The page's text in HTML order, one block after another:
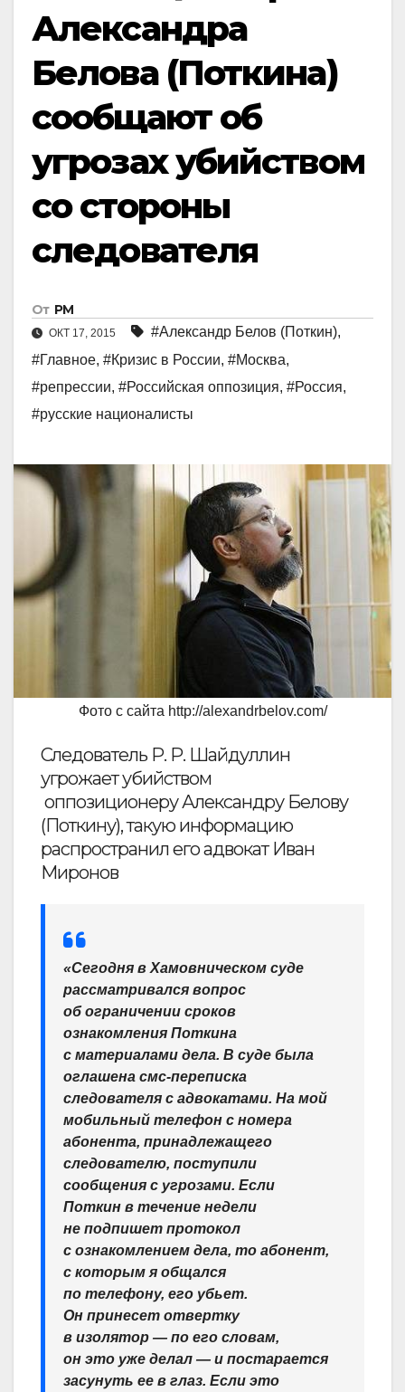
Александра
Белова (Поткина)
сообщают об
угрозах убийством
со стороны
следователя
От РМ
ОКТ 17, 2015 #Александр Белов (Поткин),
#Главное, #Кризис в России, #Москва,
#репрессии, #Российская оппозиция, #Россия,
#русские националисты
Фото с сайта http://alexandrbelov.com/
Следователь Р. Р. Шайдуллин
угрожает убийством
оппозиционеру Александру Белову
(Поткину), такую информацию
распространил его адвокат Иван
Миронов
«Сегодня в Хамовническом суде
рассматривался вопрос
об ограничении сроков
ознакомления Поткина
с материалами дела. В суде была
оглашена смс-переписка
следователя с адвокатами. На мой
мобильный телефон с номера
абонента, принадлежащего
следователю, поступили
сообщения с угрозами. Если
Поткин в течение недели
не подпишет протокол
с ознакомлением дела, то абонент,
с которым я общался
по телефону, его убьет.
Он принесет отвертку
в изолятор — по его словам,
он это уже делал — и постарается
засунуть ее в глаз. Если это